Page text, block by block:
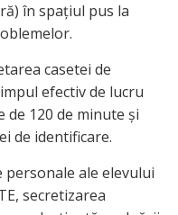
în spaţiul pus la
casetei de
efectiv de lucru
120 de minute şi
de identificare.
personale ale elevului
secretizarea